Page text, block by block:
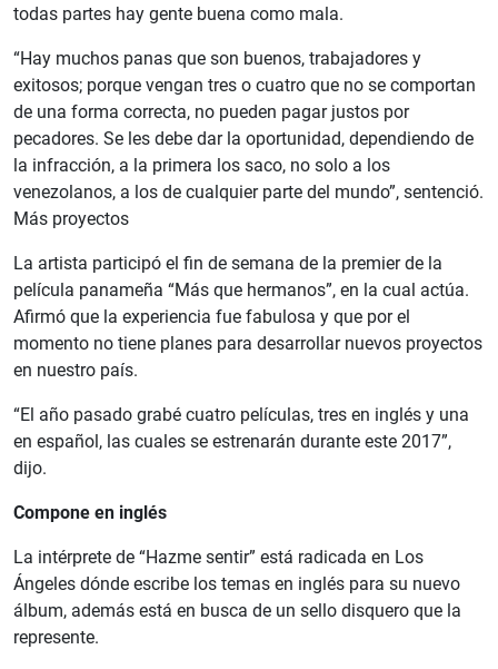
todas partes hay gente buena como mala.
“Hay muchos panas que son buenos, trabajadores y
exitosos; porque vengan tres o cuatro que no se comportan
de una forma correcta, no pueden pagar justos por
pecadores. Se les debe dar la oportunidad, dependiendo de
la infracción, a la primera los saco, no solo a los
venezolanos, a los de cualquier parte del mundo”, sentenció.
Más proyectos
La artista participó el fin de semana de la premier de la
película panameña “Más que hermanos”, en la cual actúa.
Afirmó que la experiencia fue fabulosa y que por el
momento no tiene planes para desarrollar nuevos proyectos
en nuestro país.
“El año pasado grabé cuatro películas, tres en inglés y una
en español, las cuales se estrenarán durante este 2017”,
dijo.
Compone en inglés
La intérprete de “Hazme sentir” está radicada en Los
Ángeles dónde escribe los temas en inglés para su nuevo
álbum, además está en busca de un sello disquero que la
represente.